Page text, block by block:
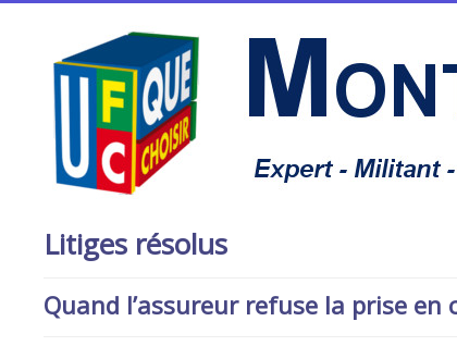
Litiges résolus
Quand l’assureur refuse la prise en